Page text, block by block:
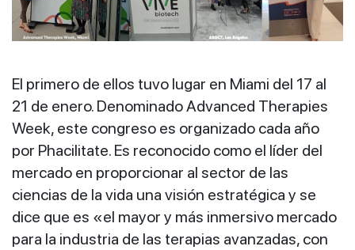
El primero de ellos tuvo lugar en Miami del 17 al
21 de enero. Denominado Advanced Therapies
Week, este congreso es organizado cada año
por Phacilitate. Es reconocido como el líder del
mercado en proporcionar al sector de las
ciencias de la vida una visión estratégica y se
dice que es «el mayor y más inmersivo mercado
para la industria de las terapias avanzadas, con